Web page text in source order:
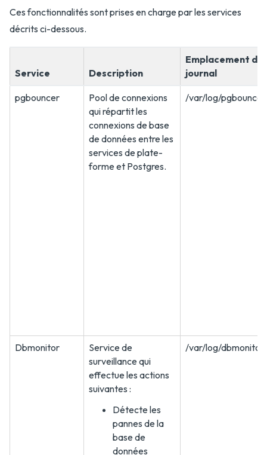
Ces fonctionnalités sont prises en charge par les services
décrits ci-dessous.
Service Description
Emplacement du
journal
pgbouncer
Pool de connexions
qui répartit les
connexions de base
de données entre les
services de plate-
forme et Postgres.
/var/log/
Dbmonitor
Service de
surveillance qui
effectue les actions
suivantes :
Détecte les
pannes de la
base de
données
/var/log/dbmonitor/